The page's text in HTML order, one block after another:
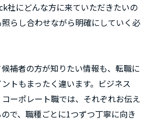
社にどんな方に来ていただきたいの
らし合わせながら明確にしていく必
補者の方が知りたい情報も、転職に
トもまったく違います。ビジネス
ーポレート職では、それぞれお伝え
で、職種ごとに1つずつ丁寧に向き